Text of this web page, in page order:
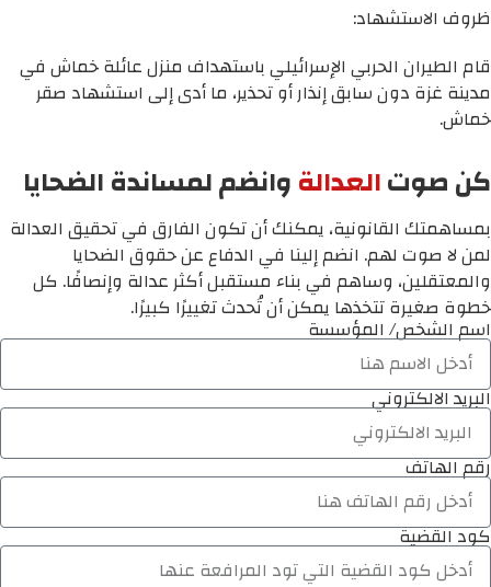
ظروف الاستشهاد:
قام الطيران الحربي الإسرائيلي باستهداف منزل عائلة خماش في
مدينة غزة دون سابق إنذار أو تحذير، ما أدى إلى استشهاد صقر
خماش.
كن صوتالعدالةوانضم لمساندة الضحايا
بمساهمتك القانونية، يمكنك أن تكون الفارق في تحقيق العدالة
لمن لا صوت لهم. انضم إلينا في الدفاع عن حقوق الضحايا
والمعتقلين، وساهم في بناء مستقبل أكثر عدالة وإنصافًا. كل
خطوة صغيرة تتخذها يمكن أن تُحدث تغييرًا كبيرًا.
اسم الشخص/ المؤسسة
البريد الالكتروني
رقم الهاتف
كود القضية